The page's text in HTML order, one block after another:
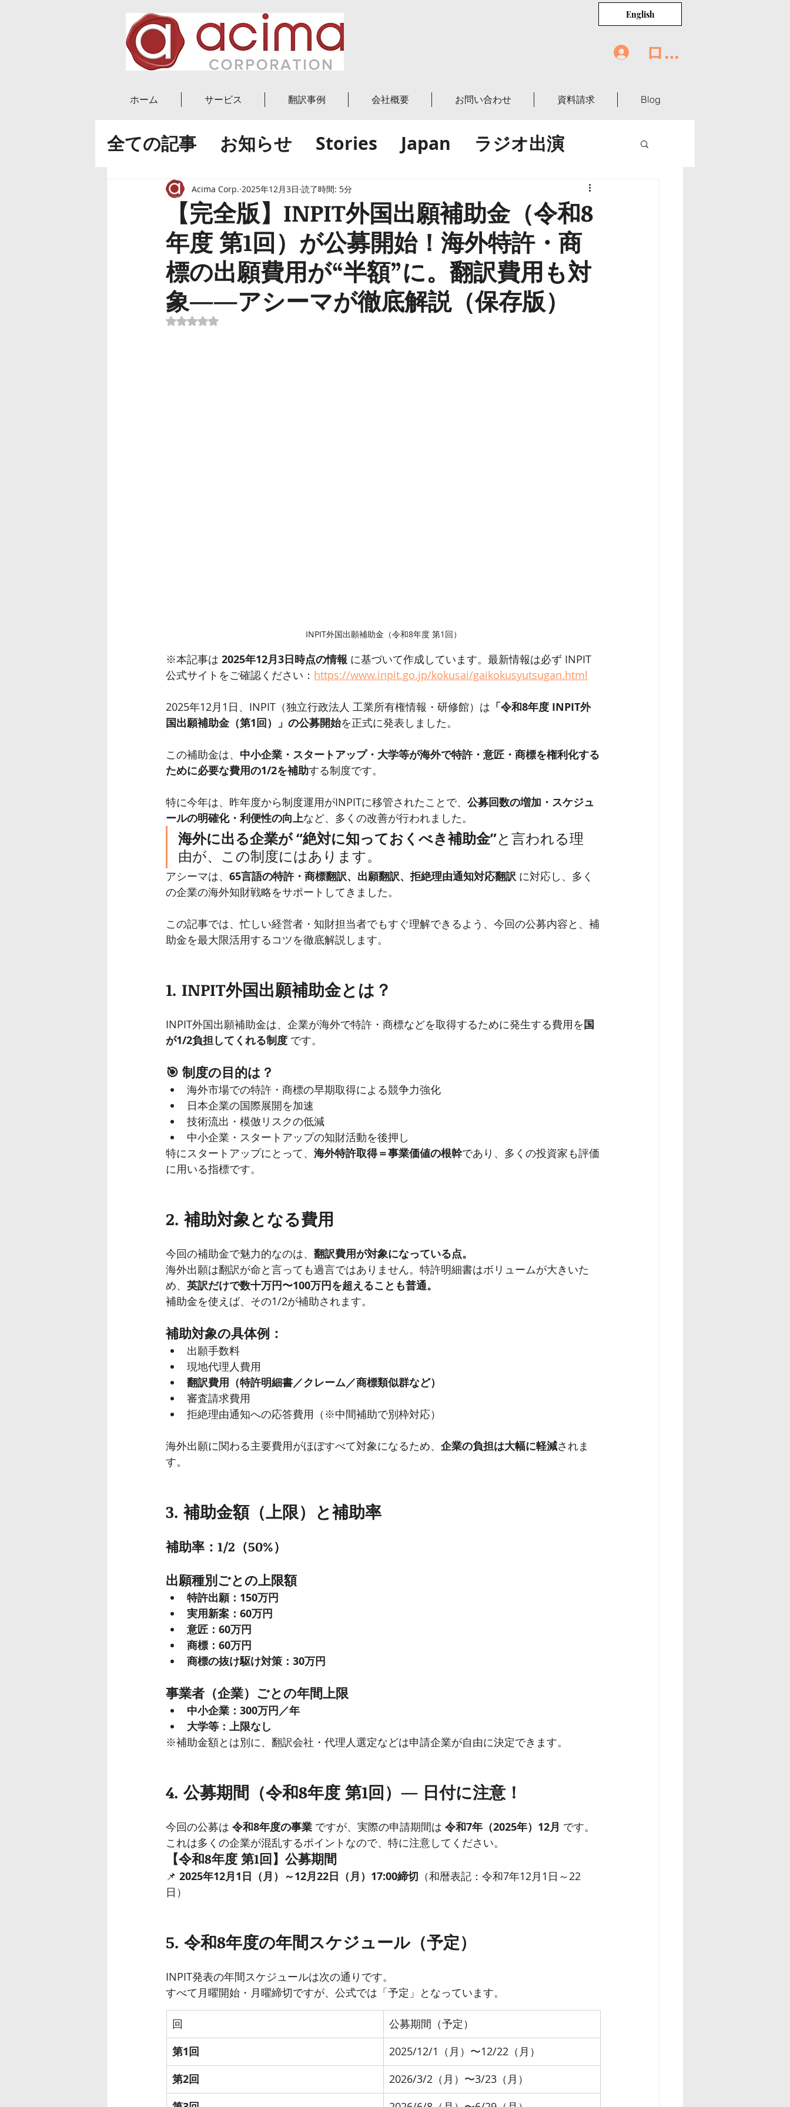
English
ログイン
ホーム サービス 翻訳事例 会社概要 お問い合わせ 資料請求 Blog
全ての記事 お知らせ Stories Japan
ラジオ出演
ニュース
ブログ投稿 World
世界の食卓
副業・起業
実績
【完全版】INPIT外国出願補助金（令和8
年度 第1回）が公募開始！海外特許・商
標の出願費用が“半額”に。翻訳費用も対
象——アシーマが徹底解説（保存版）
Acima Corp. 2025年12月3日 読了時間: 5分
5つ星のうちNaNと評価されています。
INPIT外国出願補助金（令和8年度 第1回）
※本記事は 2025年12月3日時点の情報 に基づいて作成しています。最新情報は必ず INPIT
公式サイトをご確認ください： https://www.inpit.go.jp/kokusai/gaikokusyutsugan.html
2025年12月1日、INPIT（独立行政法人 工業所有権情報・研修館）は 「令和8年度 INPIT外
国出願補助金（第1回）」の公募開始を正式に発表しました。
この補助金は、 中小企業・スタートアップ・大学等が海外で特許・意匠・商標を権利化する
ために必要な費用の1/2を補助する制度です。
特に今年は、昨年度から制度運用がINPITに移管されたことで、 公募回数の増加・スケジュ
ールの明確化・利便性の向上など、多くの改善が行われました。
海外に出る企業が “絶対に知っておくべき補助金”と言われる理
由が、この制度にはあります。
アシーマは、 65言語の特許・商標翻訳、出願翻訳、拒絶理由通知対応翻訳 に対応し、多く
の企業の海外知財戦略をサポートしてきました。
この記事では、忙しい経営者・知財担当者でもすぐ理解できるよう、今回の公募内容と、補
助金を最大限活用するコツを徹底解説します。
1. INPIT外国出願補助金とは？
INPIT外国出願補助金は、企業が海外で特許・商標などを取得するために発生する費用を国
が1/2負担してくれる制度 です。
🎯 制度の目的は？
海外市場での特許・商標の早期取得による競争力強化
日本企業の国際展開を加速
技術流出・模倣リスクの低減
中小企業・スタートアップの知財活動を後押し
特にスタートアップにとって、 海外特許取得＝事業価値の根幹であり、多くの投資家も評価
に用いる指標です。
2. 補助対象となる費用
今回の補助金で魅力的なのは、 翻訳費用が対象になっている点。
海外出願は翻訳が命と言っても過言ではありません。特許明細書はボリュームが大きいた
め、 英訳だけで数十万円〜100万円を超えることも普通。
補助金を使えば、その1/2が補助されます。
補助対象の具体例：
出願手数料
現地代理人費用
翻訳費用（特許明細書／クレーム／商標類似群など）
審査請求費用
拒絶理由通知への応答費用（※中間補助で別枠対応）
海外出願に関わる主要費用がほぼすべて対象になるため、 企業の負担は大幅に軽減されま
す。
3. 補助金額（上限）と補助率
補助率：1/2（50%）
出願種別ごとの上限額
特許出願：150万円
実用新案：60万円
意匠：60万円
商標：60万円
商標の抜け駆け対策：30万円
事業者（企業）ごとの年間上限
中小企業：300万円／年
大学等：上限なし
※補助金額とは別に、翻訳会社・代理人選定などは申請企業が自由に決定できます。
4. 公募期間（令和8年度 第1回）— 日付に注意！
今回の公募は 令和8年度の事業 ですが、実際の申請期間は 令和7年（2025年）12月 です。
これは多くの企業が混乱するポイントなので、特に注意してください。
【令和8年度 第1回】公募期間
📌 2025年12月1日（月）～12月22日（月）17:00締切 （和暦表記：令和7年12月1日～22
日）
5. 令和8年度の年間スケジュール（予定）
INPIT発表の年間スケジュールは次の通りです。
すべて月曜開始・月曜締切ですが、公式では「予定」となっています。
回 公募期間（予定）
第1回 2025/12/1（月）〜12/22（月）
第2回 2026/3/2（月）〜3/23（月）